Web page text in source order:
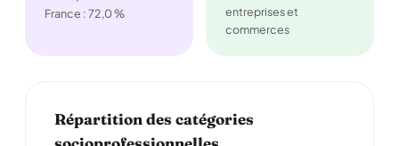
France : 72,0 %
entreprises et
commerces
Répartition des catégories